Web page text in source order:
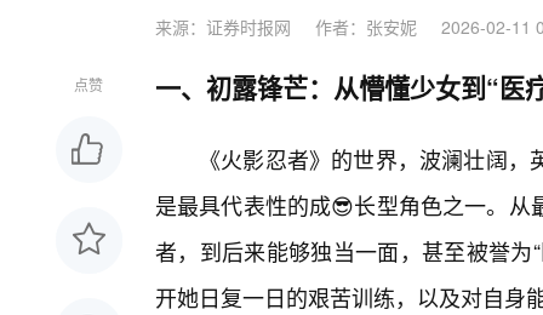
来源：证券时报网 作者：张安妮 2026-02-11
点赞 一、初露锋芒：从懵懂少女到“医
《火影忍者》的世界，波澜壮阔
是最具代表性的成😎长型角色之一。
者，到后来能够独当一面，甚至被誉
开她日复一日的艰苦训练，以及对自身